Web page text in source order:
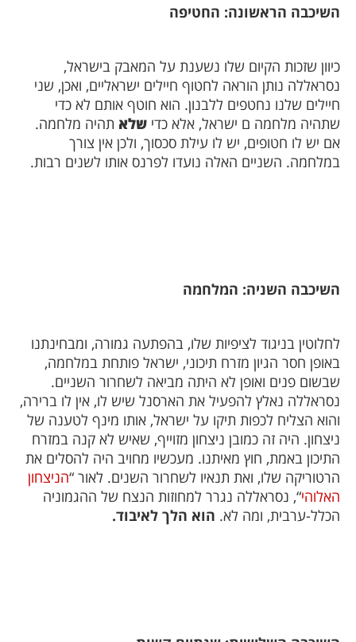
השיכבה הראשונה: החטיפה
כיוון שזכות הקיום שלו נשענת על המאבק בישראל,
נסראללה נותן הוראה לחטוף חיילים ישראליים, ואכן, שני
חיילים שלנו נחטפים ללבנון. הוא חוטף אותם לא כדי
שתהיה מלחמה ם ישראל, אלא כדי שלא תהיה מלחמה.
אם יש לו חטופים, יש לו עילת סכסוך, ולכן אין צורך
במלחמה. השניים האלה נועדו לפרנס אותו לשנים רבות.
השיכבה השניה: המלחמה
לחלוטין בניגוד לציפיות שלו, בהפתעה גמורה, ומבחינתנו
באופן חסר הגיון מזרח תיכוני, ישראל פותחת במלחמה,
שבשום פנים ואופן לא היתה מביאה לשחרור השניים.
נסראללה נאלץ להפעיל את הארסנל שיש לו, אין לו ברירה,
והוא הצליח לכפות תיקו על ישראל, אותו מינף לטענה של
ניצחון. היה זה כמובן ניצחון מזוייף, שאיש לא קנה במזרח
התיכון באמת, חוץ מאיתנו. מעכשיו מחויב היה להסלים את
הרטוריקה שלו, ואת תנאיו לשחרור השנים. לאור “הניצחון
האלוהי“, נסראללה נגרר למחוזות הנצח של ההגמוניה
הכלל-ערבית, ומה לא. הוא הלך לאיבוד.